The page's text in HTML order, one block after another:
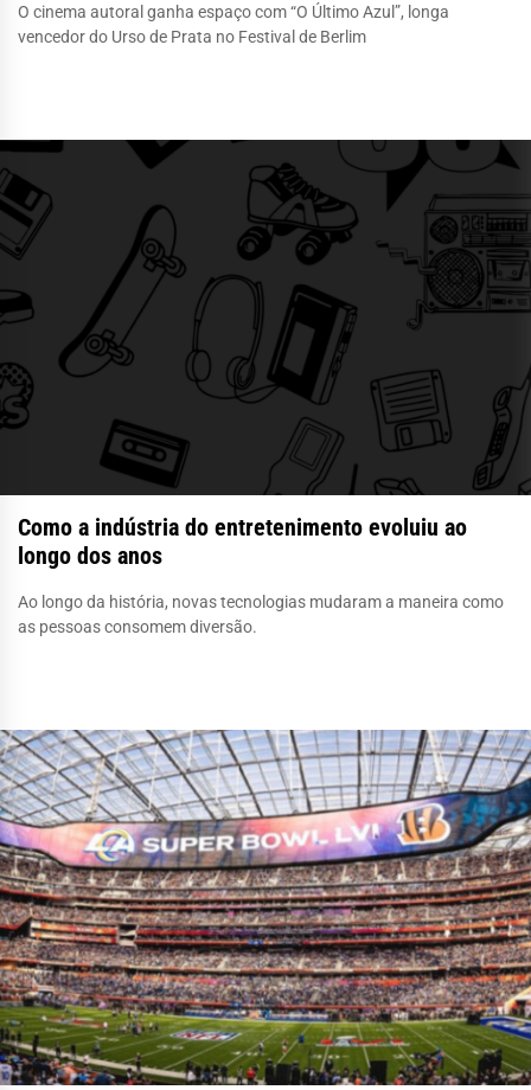
O cinema autoral ganha espaço com “O Último Azul”, longa
vencedor do Urso de Prata no Festival de Berlim
Como a indústria do entretenimento evoluiu ao
longo dos anos
Ao longo da história, novas tecnologias mudaram a maneira como
as pessoas consomem diversão.